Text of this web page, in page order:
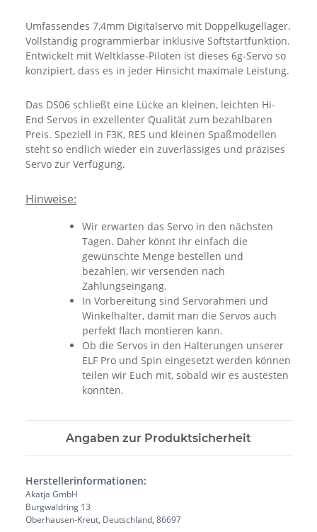
Umfassendes 7,4mm Digitalservo mit Doppelkugellager.
Vollständig programmierbar inklusive Softstartfunktion.
Entwickelt mit Weltklasse-Piloten ist dieses 6g-Servo so
konzipiert, dass es in jeder Hinsicht maximale Leistung.
Das DS06 schließt eine Lücke an kleinen, leichten Hi-
End Servos in exzellenter Qualität zum bezahlbaren
Preis. Speziell in F3K, RES und kleinen Spaßmodellen
steht so endlich wieder ein zuverlässiges und präzises
Servo zur Verfügung.
Hinweise:
Wir erwarten das Servo in den nächsten
Tagen. Daher könnt Ihr einfach die
gewünschte Menge bestellen und
bezahlen, wir versenden nach
Zahlungseingang.
In Vorbereitung sind Servorahmen und
Winkelhalter, damit man die Servos auch
perfekt flach montieren kann.
Ob die Servos in den Halterungen unserer
ELF Pro und Spin eingesetzt werden können
teilen wir Euch mit, sobald wir es austesten
konnten.
Angaben zur Produktsicherheit
Herstellerinformationen:
Akatja GmbH
Burgwaldring 13
Oberhausen-Kreut, Deutschland, 86697